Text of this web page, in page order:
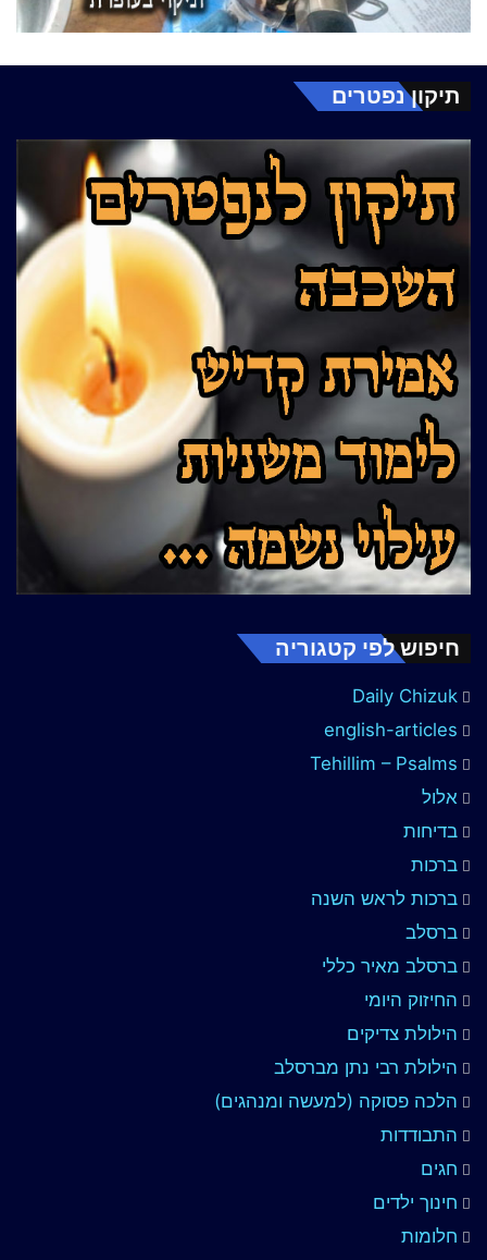
תיקון נפטרים
חיפוש לפי קטגוריה
Daily Chizuk
english-articles
Tehillim – Psalms
אלול
בדיחות
ברכות
ברכות לראש השנה
ברסלב
ברסלב מאיר כללי
החיזוק היומי
הילולת צדיקים
הילולת רבי נתן מברסלב
הלכה פסוקה (למעשה ומנהגים)
התבודדות
חגים
חינוך ילדים
חלומות